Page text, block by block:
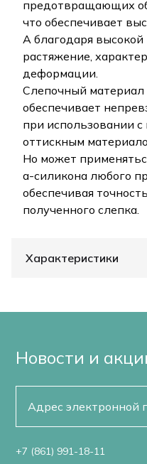
предотвращающих
что обеспечивает
А благодаря
растяжение,
деформации.
Слепочный материал
обеспечивает
при использовании
оттискным
Но может
а-силикона любого
обеспечивая
полученного слепка.
Характеристики
Новости и
+7 (861) 991-18-11